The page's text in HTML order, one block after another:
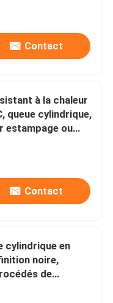
Contact
à la chaleur
queue cylindrique,
estampage ou
Contact
cylindrique en
noire,
de